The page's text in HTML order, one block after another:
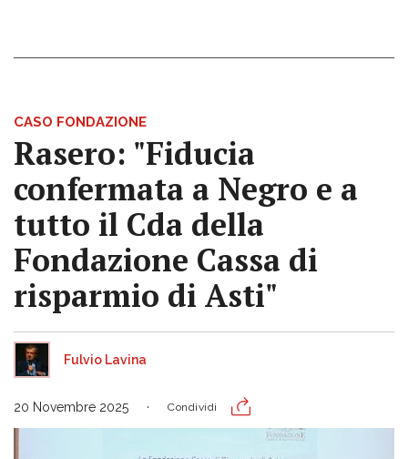
CASO FONDAZIONE
Rasero: "Fiducia
confermata a Negro e a
tutto il Cda della
Fondazione Cassa di
risparmio di Asti"
Fulvio Lavina
20 Novembre 2025 Condividi